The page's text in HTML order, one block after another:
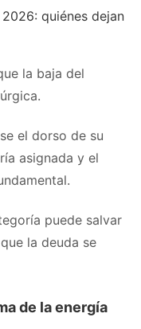
la baja del
el dorso de su
asignada y el
puede salvar
la deuda se
de la energía